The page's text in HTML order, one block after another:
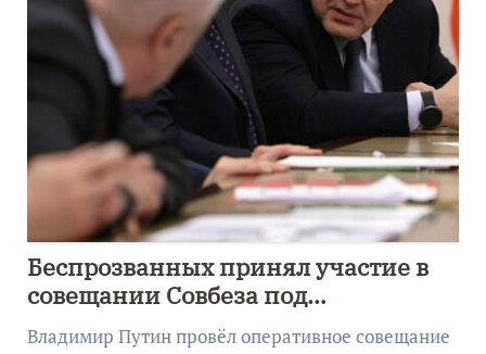
Беспрозванных принял участие в
совещании Совбеза под
руководством Путина
Владимир Путин провёл оперативное совещание